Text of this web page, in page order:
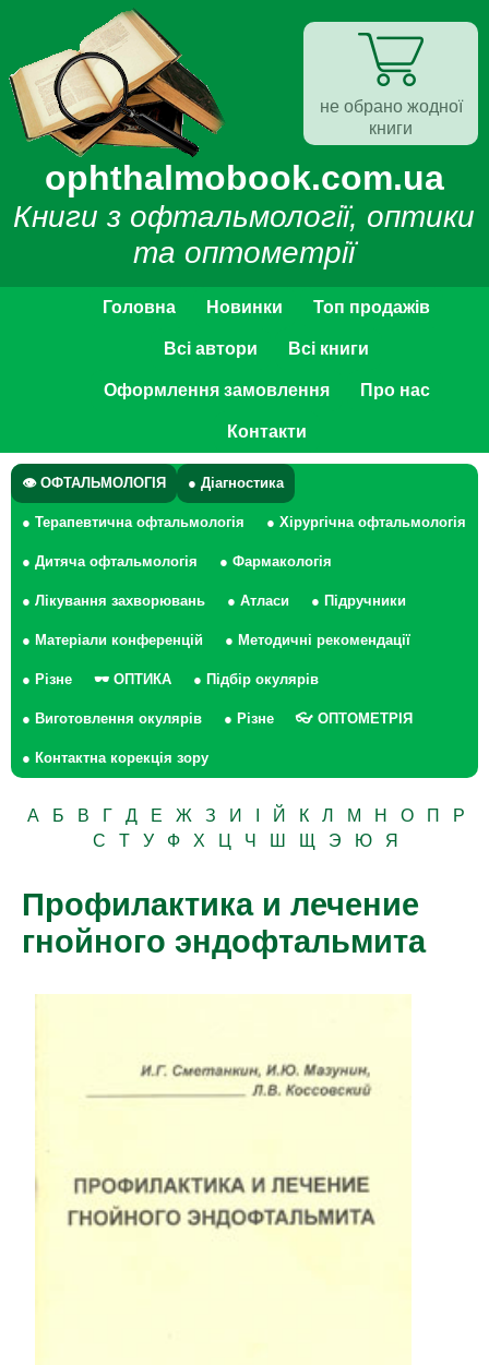
ophthalmobook.com.ua
Книги з офтальмології, оптики
та оптометрії
Головна Новинки Топ продажів
Всі автори Всі книги
Оформлення замовлення Про нас
Контакти
👁 ОФТАЛЬМОЛОГІЯ ● Діагностика
● Терапевтична офтальмологія ● Хірургічна офтальмологія
● Дитяча офтальмологія ● Фармакологія
● Лікування захворювань ● Атласи ● Підручники
● Матеріали конференцій ● Методичні рекомендації
● Різне 🕶 ОПТИКА ● Підбір окулярів
● Виготовлення окулярів ● Різне 👓 ОПТОМЕТРІЯ
● Контактна корекція зору
А Б В Г Д Е Ж З И Й К Л М Н О П
Р
С
Т У Ф Х Ц Ч Ш Щ Э Ю Я
Профилактика и лечение
гнойного эндофтальмита
не обрано жодної
книги